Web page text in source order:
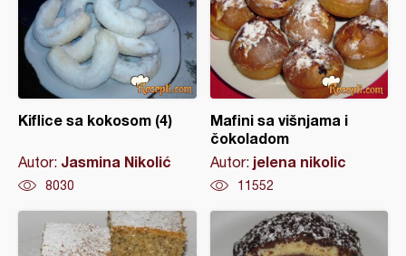
Kiflice sa kokosom (4)
Autor: Jasmina Nikolić
8030
Mafini sa višnjama i
čokoladom
Autor: jelena nikolic
11552